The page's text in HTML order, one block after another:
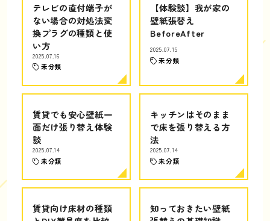
テレビの直付端子が
ない場合の対処法変
換プラグの種類と使
い方
2025.07.16
未分類
【体験談】我が家の
壁紙張替え
BeforeAfter
2025.07.15
未分類
賃貸でも安心壁紙一
面だけ張り替え体験
談
2025.07.14
未分類
キッチンはそのまま
で床を張り替える方
法
2025.07.14
未分類
賃貸向け床材の種類
知っておきたい壁紙